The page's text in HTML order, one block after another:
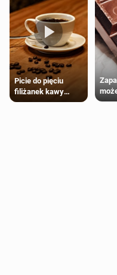
Picie do pięciu
filiżanek kawy
dziennie jest